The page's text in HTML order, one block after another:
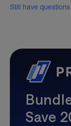
Still have
Save